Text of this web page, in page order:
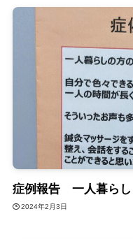
症例報告 一人暮らし
2024年2月3日